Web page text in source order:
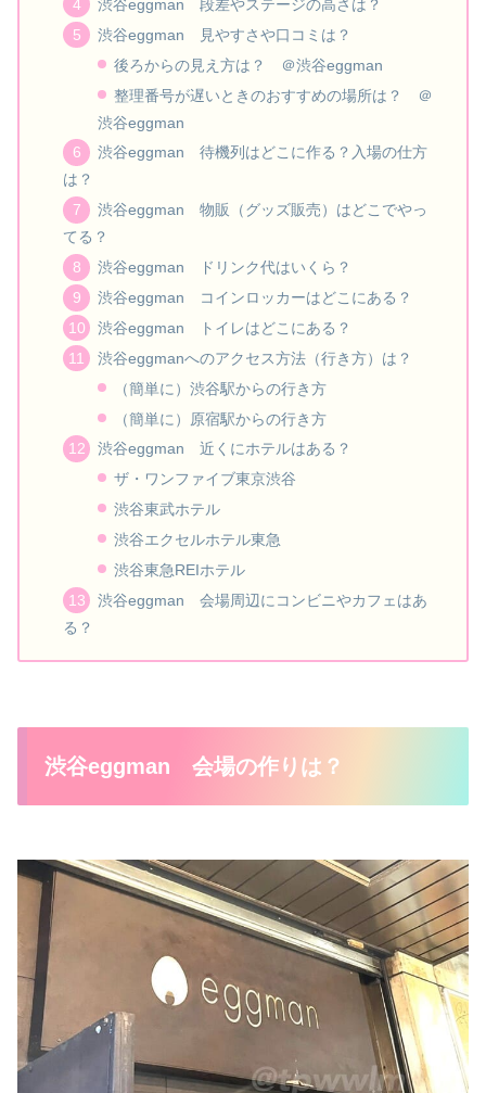
渋谷eggman 段差やステージの高さは？
渋谷eggman 見やすさや口コミは？
後ろからの見え方は？ ＠渋谷eggman
整理番号が遅いときのおすすめの場所は？ ＠
渋谷eggman
渋谷eggman 待機列はどこに作る？入場の仕方
は？
渋谷eggman 物販（グッズ販売）はどこでやっ
てる？
渋谷eggman ドリンク代はいくら？
渋谷eggman コインロッカーはどこにある？
渋谷eggman トイレはどこにある？
渋谷eggmanへのアクセス方法（行き方）は？
（簡単に）渋谷駅からの行き方
（簡単に）原宿駅からの行き方
渋谷eggman 近くにホテルはある？
ザ・ワンファイブ東京渋谷
渋谷東武ホテル
渋谷エクセルホテル東急
渋谷東急REIホテル
渋谷eggman 会場周辺にコンビニやカフェはあ
る？
渋谷eggman 会場の作りは？